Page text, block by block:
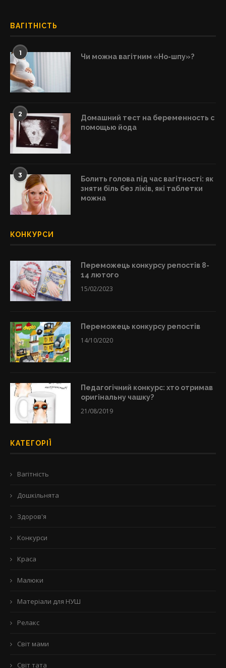
ВАГІТНІСТЬ
1 Чи можна вагітним «Но-шпу»?
2
Домашний тест на беременность с
помощью йода
3
Болить голова під час вагітності: як
зняти біль без ліків, які таблетки
можна
КОНКУРСИ
Переможець конкурсу репостів 8-
14 лютого
15/02/2023
Переможець конкурсу репостів
14/10/2020
Педагогічний конкурс: хто отримав
оригінальну чашку?
21/08/2019
КАТЕГОРІЇ
Вагітність
Дошкільнята
Здоров'я
Конкурси
Краса
Малюки
Матеріали для НУШ
Релакс
Світ мами
Світ тата